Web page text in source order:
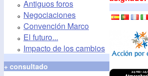
Antiguos foros
Negociaciones
Convención Marco
El futuro...
Impacto de los cambios
+ consultado